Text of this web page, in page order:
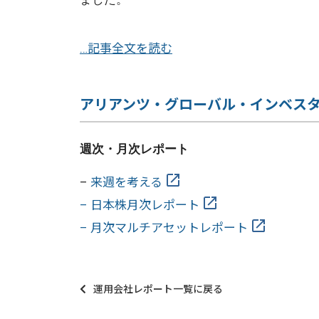
…記事全文を読む
アリアンツ・グローバル・インベス
週次・月次レポート
– 来週を考える
– 日本株月次レポート
– 月次マルチアセットレポート
運用会社レポート一覧に戻る